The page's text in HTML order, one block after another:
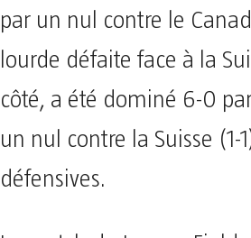
par un nul contre le
lourde défaite face à la
côté, a été dominé 6-0
un nul contre la Suisse
défensives.